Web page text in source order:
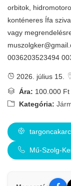
orbitok,
konténeres Ífa
vagy
0036203523494
2026. július 15.
Ára: 100.000 Ft
Kategória:
Mű-Szolg-